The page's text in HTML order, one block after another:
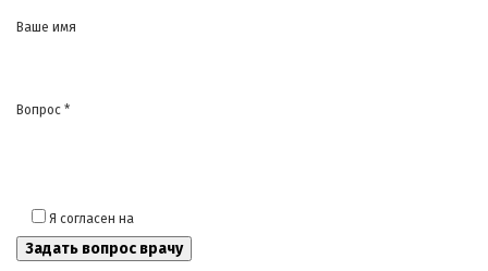
Ваше имя
Вопрос *
Я согласен на